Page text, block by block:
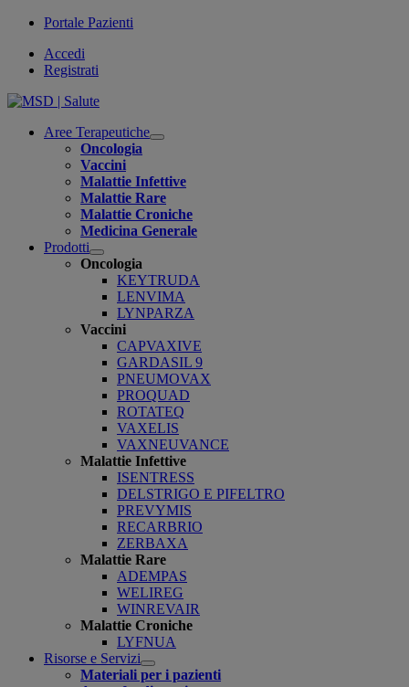
Portale Pazienti
Accedi
Registrati
Aree Terapeutiche
Open
Oncologia
Vaccini
Malattie Infettive
Malattie Rare
Malattie Croniche
Medicina Generale
Prodotti
Open
submenu
Oncologia
KEYTRUDA
LENVIMA
LYNPARZA
Vaccini
CAPVAXIVE
GARDASIL 9
PNEUMOVAX
PROQUAD
ROTATEQ
VAXELIS
VAXNEUVANCE
Malattie Infettive
ISENTRESS
DELSTRIGO E PIFELTRO
PREVYMIS
RECARBRIO
ZERBAXA
Malattie Rare
ADEMPAS
WELIREG
WINREVAIR
Malattie Croniche
LYFNUA
Risorse e Servizi
Open
submenu
Materiali per i pazienti